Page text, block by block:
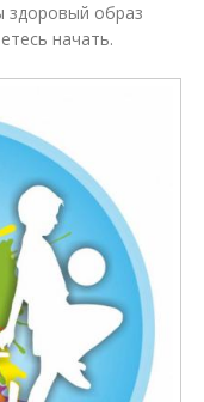
здоровый образ
начать.